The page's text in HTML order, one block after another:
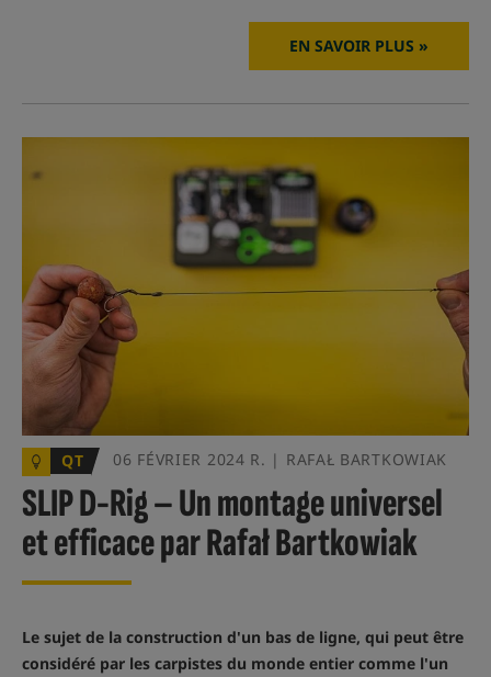
EN SAVOIR PLUS »
QT 06 FÉVRIER 2024 R. | RAFAŁ BARTKOWIAK
SLIP D-Rig – Un montage universel
et efficace par Rafał Bartkowiak
Le sujet de la construction d'un bas de ligne, qui peut être
considéré par les carpistes du monde entier comme l'un